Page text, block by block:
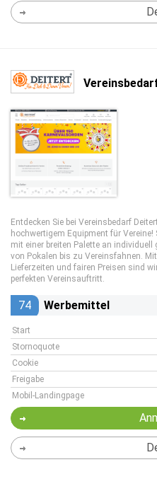
Entdecken Sie bei Vereinsbedarf
hochwertigem Equipment für
mit einer breiten Palette an individuell
von Pokalen bis zu Vereinsfahnen.
Lieferzeiten und fairen Preisen sind
perfekten Vereinsauftritt.
74 Werbemittel
Start
Stornoquote
Cookie
Freigabe
Mobil-Landingpage